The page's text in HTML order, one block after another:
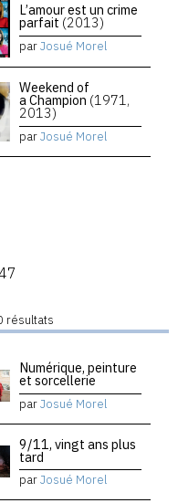
L’amour est un crime
parfait (2013)
parJosué Morel
Weekend of
a Champion (1971,
2013)
parJosué Morel
résultats
Numérique, peinture
et sorcellerie
parJosué Morel
9/11, vingt ans plus
tard
parJosué Morel